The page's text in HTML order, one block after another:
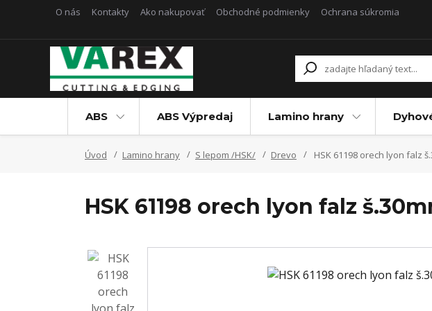
O nás Kontakty Ako nakupovať Obchodné podmienky Ochrana súkromia
ABS ABS Výpredaj Lamino hrany
Úvod Lamino hrany S lepom /HSK/ Drevo HSK 61198 orech lyon falz
HSK 61198 orech lyon falz